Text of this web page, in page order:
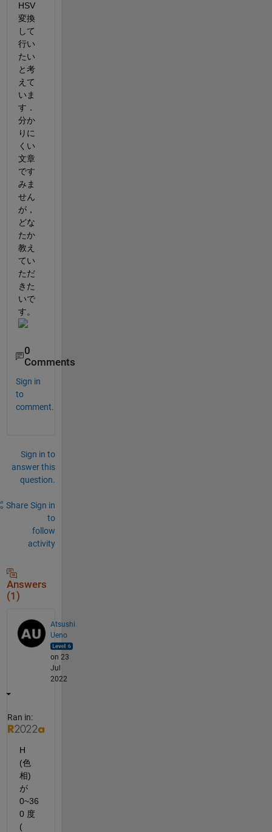
HSV
変換
して
行い
たい
と考
えて
いま
す．
分か
りに
くい
文章
です
みま
せん
が，
どな
たか
教え
てい
ただ
きた
いで
す。
0
Comments
Sign in
to
comment.
Sign in to
answer this
question.
Share Sign in
to
follow
activity
Answers
(1)
Atsushi
Ueno
on 23
Jul
2022
Ran in:
H
(色
相)
が
0~36
0 度
(